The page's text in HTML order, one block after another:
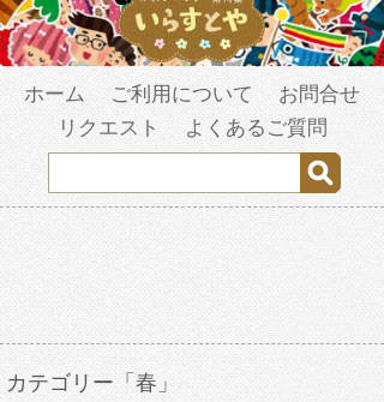
ホーム ご利用について
お問合せ
リクエスト
よくあるご質問
カテゴリー「春」